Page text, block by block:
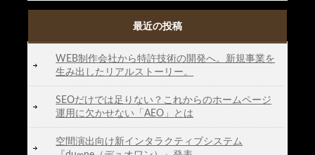
最近の投稿
WEB制作会社から特許技術の開発へ。新規事業を
生み出したリアルストーリー。
SEOだけでは足りない？これからのホームページ
運用に欠かせない「AEO」とは
空間演出向け新インタラクティブシステム